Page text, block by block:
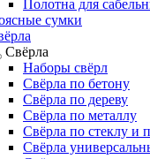
Полотна для
сумки
Свёрла
Наборы свёрл
Свёрла по бетону
Свёрла по дереву
Свёрла по металлу
Свёрла по стеклу и
Свёрла